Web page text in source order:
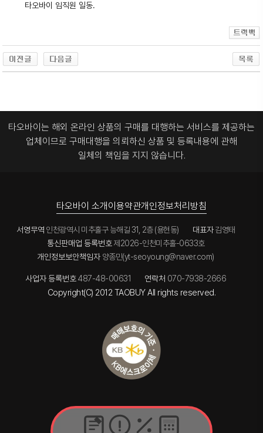
타오바이 임직원 일동.
타오바이는 해외 온라인 상품의 구매를 대행하는 서비스를 제공하는
업체이므로 구매대행을 의뢰하신 상품 및 등록내용에 관해
일체의 책임을 지지 않습니다.
타오바이 소개이용약관개인정보처리방침
서영무역 인천광역시 미추홀구 능해길 31, 2층 (용현동) 대표자김영태
통신판매업 등록번호제2026-인천미추홀-0633호
개인정보보안책임자 양종민(yt-seoyoung@naver.com)
사업자 등록번호487-48-00631 연락처 070-7938-2666
Copyright(C) 2012 TAOBUY All rights reserved.